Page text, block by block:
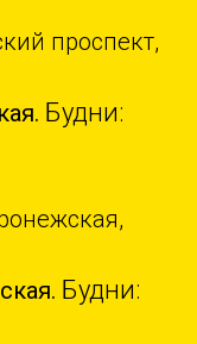
проспект,
Будни:
Будни: